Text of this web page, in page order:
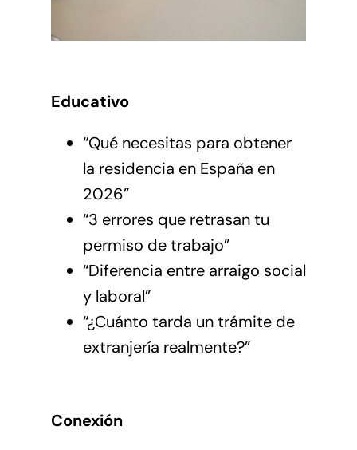
Educativo
“Qué necesitas para obtener
la residencia en España en
2026”
“3 errores que retrasan tu
permiso de trabajo”
“Diferencia entre arraigo social
y laboral”
“¿Cuánto tarda un trámite de
extranjería realmente?”
Conexión